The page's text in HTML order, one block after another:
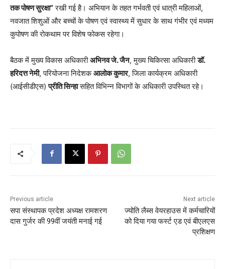
तक पोषण सुरक्षा”रखी गई है। अभियान के तहत गर्भवती एवं धात्री महिलाओं,
नवजात शिशुओं और बच्चों के पोषण एवं स्वास्थ्य में सुधार के साथ गंभीर एवं मध्यम
कुपोषण की रोकथाम पर विशेष फोकस रहेगा।
बैठक में मुख्य विकास अधिकारीअभिनव जे. जैन, मुख्य चिकित्सा अधिकारीडॉ.
हरिदत्त नेमी, परियोजना निदेशकआलोक कुमार, जिला कार्यक्रम अधिकारी
(आईसीडीएस)प्रीति सिन्हासहित विभिन्न विभागों के अधिकारी उपस्थित रहे।
Previous article
सपा संस्थापक प्रदेश अध्यक्ष रामशरण
दास गुर्जर की 99वीं जयंती मनाई गई
Next article
ज्योति लैब्स वेयरहाउस में कर्मचारियों
को दिया गया फर्स्ट एड एवं बीएलएस
प्रशिक्षण